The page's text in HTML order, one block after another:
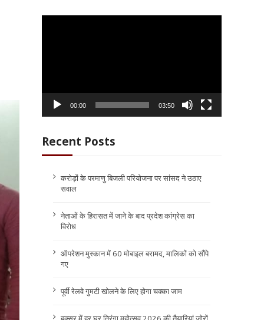
00:00 03:50
Recent Posts
करोड़ों के परमाणु बिजली परियोजना पर सांसद ने उठाए
सवाल
नेताओं के हिरासत में जाने के बाद प्रदेश कांग्रेस का
विरोध
ऑपरेशन मुस्कान में 60 मोबाइल बरामद, मालिकों को सौंपे
गए
पूर्वी रेलवे गुमटी खोलने के लिए होगा चक्का जाम